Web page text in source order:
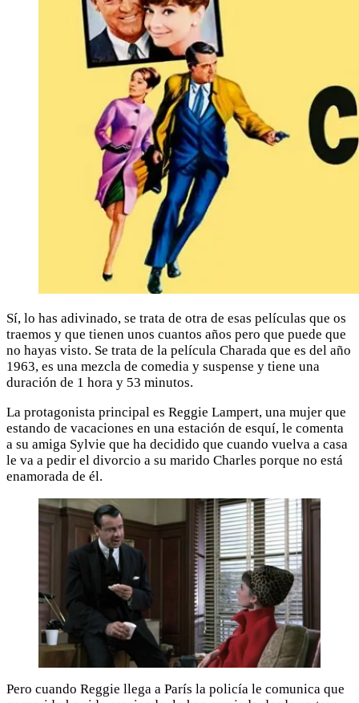
Sí, lo has adivinado, se trata de otra de esas películas que os
traemos y que tienen unos cuantos años pero que puede que
no hayas visto. Se trata de la película Charada que es del año
1963, es una mezcla de comedia y suspense y tiene una
duración de 1 hora y 53 minutos.
La protagonista principal es Reggie Lampert, una mujer que
estando de vacaciones en una estación de esquí, le comenta
a su amiga Sylvie que ha decidido que cuando vuelva a casa
le va a pedir el divorcio a su marido Charles porque no está
enamorada de él.
Pero cuando Reggie llega a París la policía le comunica que